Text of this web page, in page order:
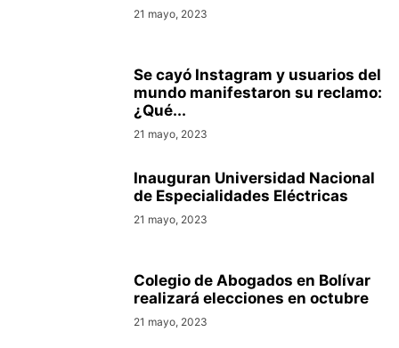
21 mayo, 2023
Se cayó Instagram y usuarios del
mundo manifestaron su reclamo:
¿Qué...
21 mayo, 2023
Inauguran Universidad Nacional
de Especialidades Eléctricas
21 mayo, 2023
Colegio de Abogados en Bolívar
realizará elecciones en octubre
21 mayo, 2023